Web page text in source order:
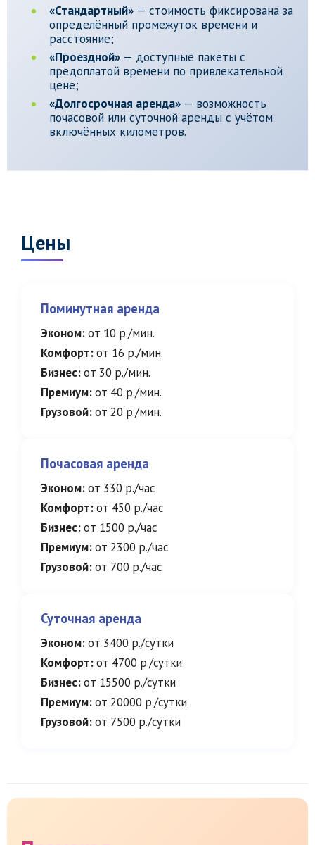
«Стандартный» — стоимость фиксирована за
определённый промежуток времени и
расстояние;
«Проездной» — доступные пакеты с
предоплатой времени по привлекательной
цене;
«Долгосрочная аренда» — возможность
почасовой или суточной аренды с учётом
включённых километров.
Цены
Поминутная аренда
Эконом:от 10 р./мин.
Комфорт:от 16 р./мин.
Бизнес:от 30 р./мин.
Премиум:от 40 р./мин.
Грузовой:от 20 р./мин.
Почасовая аренда
Эконом:от 330 р./час
Комфорт:от 450 р./час
Бизнес:от 1500 р./час
Премиум:от 2300 р./час
Грузовой:от 700 р./час
Суточная аренда
Эконом:от 3400 р./сутки
Комфорт:от 4700 р./сутки
Бизнес:от 15500 р./сутки
Премиум:от 20000 р./сутки
Грузовой:от 7500 р./сутки